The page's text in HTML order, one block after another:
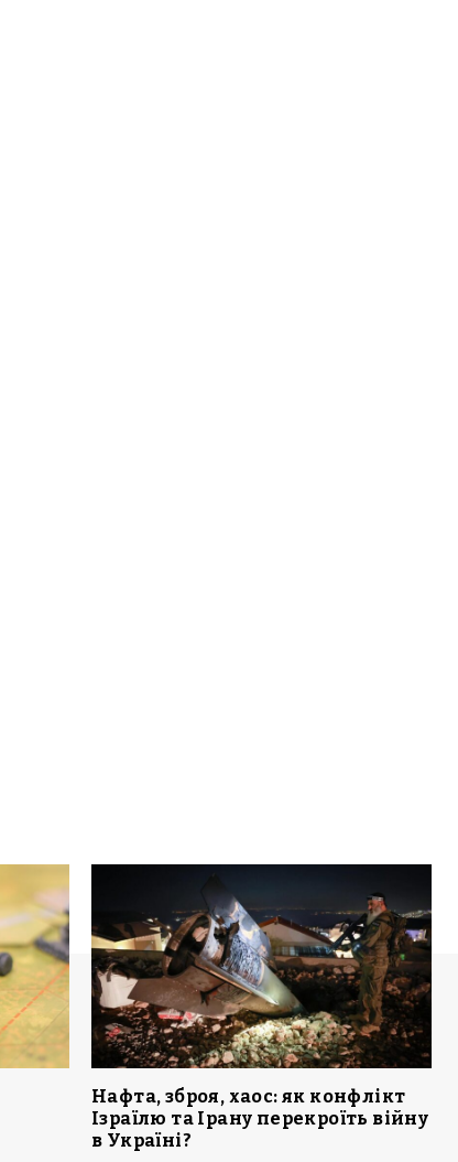
Нафта, зброя, хаос: як конфлікт
Ізраїлю та Ірану перекроїть війну
в Україні?